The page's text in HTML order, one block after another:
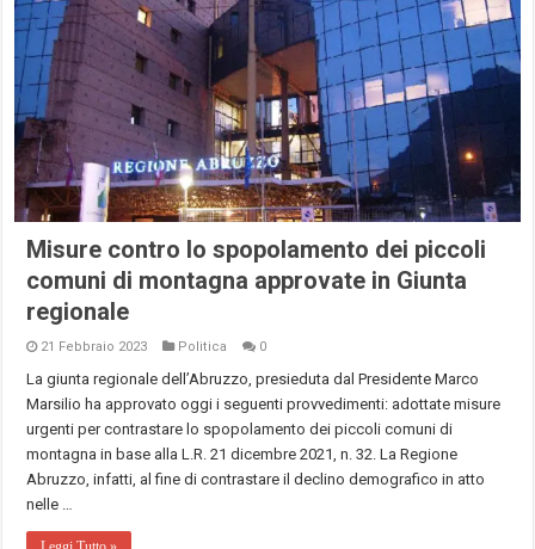
Misure contro lo spopolamento dei piccoli
comuni di montagna approvate in Giunta
regionale
21 Febbraio 2023 Politica 0
La giunta regionale dell’Abruzzo, presieduta dal Presidente Marco
Marsilio ha approvato oggi i seguenti provvedimenti: adottate misure
urgenti per contrastare lo spopolamento dei piccoli comuni di
montagna in base alla L.R. 21 dicembre 2021, n. 32. La Regione
Abruzzo, infatti, al fine di contrastare il declino demografico in atto
nelle …